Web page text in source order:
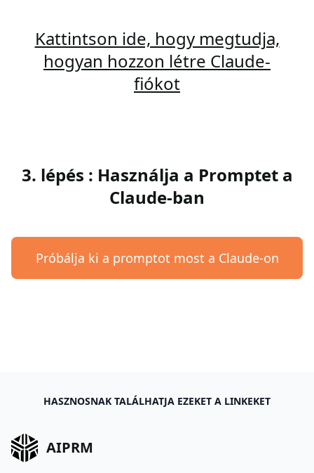
Kattintson ide, hogy megtudja,
hogyan hozzon létre Claude-
fiókot
3. lépés : Használja a Promptet a
Claude-ban
Próbálja ki a promptot most a Claude-on
HASZNOSNAK TALÁLHATJA EZEKET A LINKEKET
AIPRM